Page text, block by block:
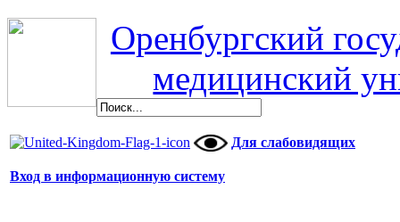
Оренбургский
медицинский
Для слабовидящих
Вход в информационную систему